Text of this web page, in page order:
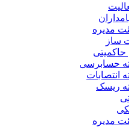
مدیره
ساز
حاکمیتی
حسابرسی
انتصابات
ریسک
مدیره